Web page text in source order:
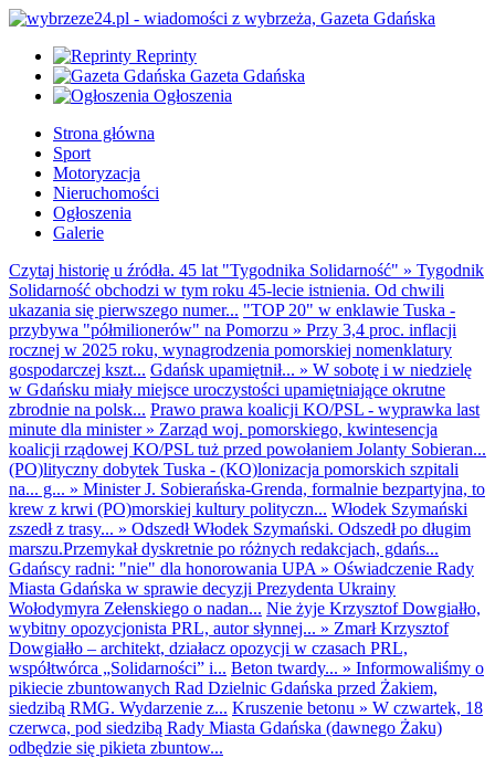
Reprinty
Gazeta Gdańska
Ogłoszenia
Strona główna
Sport
Motoryzacja
Nieruchomości
Ogłoszenia
Galerie
Czytaj historię u źródła. 45 lat "Tygodnika Solidarność" » Tygodnik
Solidarność obchodzi w tym roku 45-lecie istnienia. Od chwili
ukazania się pierwszego numer... "TOP 20" w enklawie Tuska -
przybywa "półmilionerów" na Pomorzu » Przy 3,4 proc. inflacji
rocznej w 2025 roku, wynagrodzenia pomorskiej nomenklatury
gospodarczej kszt... Gdańsk upamiętnił... » W sobotę i w niedzielę
w Gdańsku miały miejsce uroczystości upamiętniające okrutne
zbrodnie na polsk... Prawo prawa koalicji KO/PSL - wyprawka last
minute dla minister» Zarząd woj. pomorskiego, kwintesencja
koalicji rządowej KO/PSL tuż przed powołaniem Jolanty Sobieran...
(PO)lityczny dobytek Tuska - (KO)lonizacja pomorskich szpitali
na... g... » Minister J. Sobierańska-Grenda, formalnie bezpartyjna, to
krew z krwi (PO)morskiej kultury polityczn... Włodek Szymański
zszedł z trasy... » Odszedł Włodek Szymański. Odszedł po długim
marszu.Przemykał dyskretnie po różnych redakcjach, gdańs...
Gdańscy radni: "nie" dla honorowania UPA » Oświadczenie Rady
Miasta Gdańska w sprawie decyzji Prezydenta Ukrainy
Wołodymyra Zełenskiego o nadan... Nie żyje Krzysztof Dowgiałło,
wybitny opozycjonista PRL, autor słynnej... » Zmarł Krzysztof
Dowgiałło – architekt, działacz opozycji w czasach PRL,
współtwórca „Solidarności” i... Beton twardy... » Informowaliśmy o
pikiecie zbuntowanych Rad Dzielnic Gdańska przed Żakiem,
siedzibą RMG. Wydarzenie z... Kruszenie betonu » W czwartek, 18
czerwca, pod siedzibą Rady Miasta Gdańska (dawnego Żaku)
odbędzie się pikieta zbuntow...